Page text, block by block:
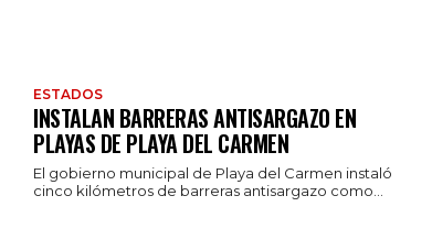
ESTADOS
INSTALAN BARRERAS ANTISARGAZO EN
PLAYAS DE PLAYA DEL CARMEN
El gobierno municipal de Playa del Carmen instaló
cinco kilómetros de barreras antisargazo como...